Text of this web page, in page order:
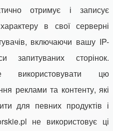
отримує і записує
в свої серверні
включаючи вашу IP-
сторінок.
використовувати цю
реклами та контенту, які
для певних продуктів і
не використовує ці